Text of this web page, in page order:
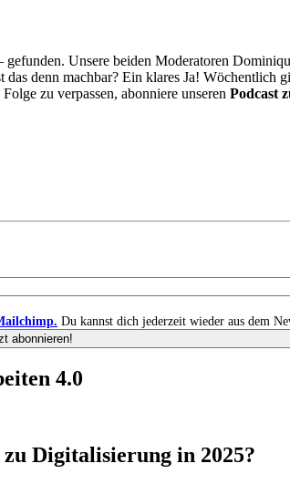
gefunden. Unsere beiden Moderatoren
denn machbar? Ein klares Ja! Wöchentlich
zu verpassen, abonniere unseren Podcast
Du kannst dich jederzeit wieder aus dem
4.0
Digitalisierung in 2025?